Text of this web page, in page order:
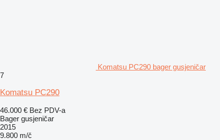
Komatsu PC290 bager gusjeničar
7
Komatsu PC290
46.000 € Bez PDV-a
Bager gusjeničar
2015
9.800 m/č